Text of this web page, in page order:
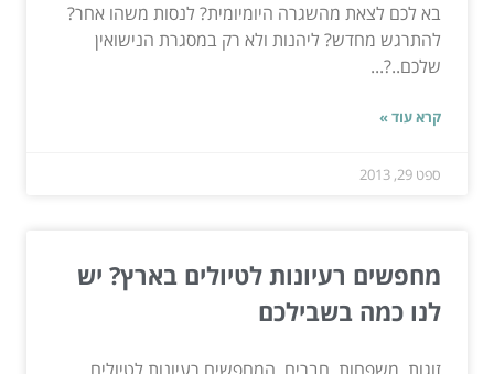
בא לכם לצאת מהשגרה היומיומית? לנסות משהו אחר?
להתרגש מחדש? ליהנות ולא רק במסגרת הנישואין
שלכם..?...
קרא עוד »
ספט 29, 2013
מחפשים רעיונות לטיולים בארץ? יש
לנו כמה בשבילכם